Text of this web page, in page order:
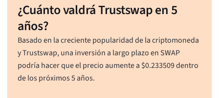
¿Cuánto valdrá Trustswap en 5
años?
Basado en la creciente popularidad de la criptomoneda
y Trustswap, una inversión a largo plazo en SWAP
podría hacer que el precio aumente a $0.233509dentro
de los próximos 5 años.